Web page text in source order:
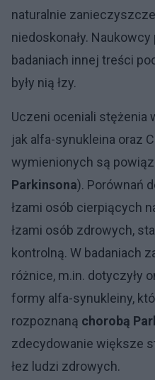
naturalnie
niedoskonały.
badaniach innej treści
były nią łzy.
Uczeni oceniali stężenia
jak alfa-synukleina oraz
wymienionych są
Parkinsona). Porównań
łzami osób cierpiących
łzami osób zdrowych,
kontrolną. W badaniach
różnice, m.in. dotyczyły
formy alfa-synukleiny,
rozpoznaną chorobą
zdecydowanie większe
łez ludzi zdrowych.